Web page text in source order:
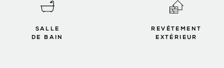
SALLE
DE BAIN
REVÊTEMENT
EXTÉRIEUR